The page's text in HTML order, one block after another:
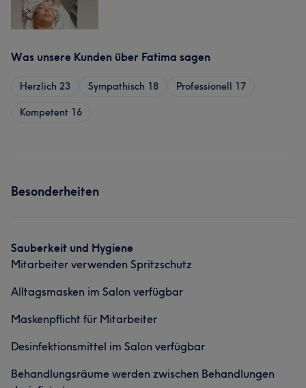
Was unsere Kunden über Fatima sagen
Herzlich 23 Sympathisch 18 Professionell 17
Kompetent 16
Besonderheiten
Sauberkeit und Hygiene
Mitarbeiter verwenden Spritzschutz
Alltagsmasken im Salon verfügbar
Maskenpflicht für Mitarbeiter
Desinfektionsmittel im Salon verfügbar
Behandlungsräume werden zwischen Behandlungen